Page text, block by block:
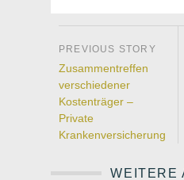
Zusammentreffen
verschiedener
Kostenträger –
Private
Krankenversicherung
WEITERE